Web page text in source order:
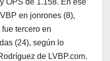
OPS de 1.158. En ese
en jonrones (8),
tercero en
(24), según lo
de LVBP.com.